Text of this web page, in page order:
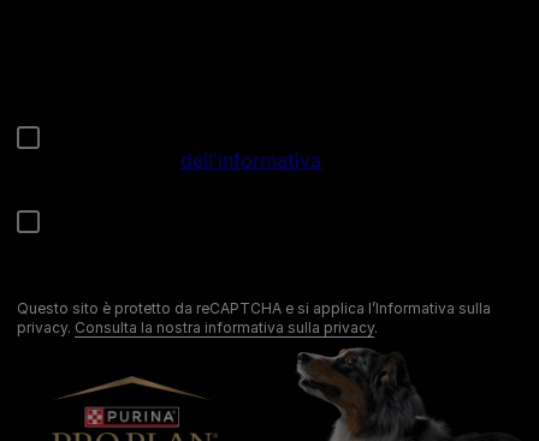
Questo sito è protetto da reCAPTCHA e si applica l’Informativa sulla
privacy. Consulta la nostra informativa sulla privacy.
©Reg. Trademark of Nestlé S.A.
Codice Fiscale e Partita I.V.A. 10805410965
Segnalazioni